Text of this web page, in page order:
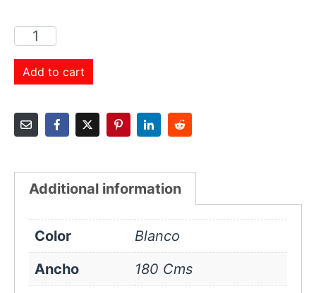
Add to cart
Additional information
Color
Blanco
Ancho
180 Cms